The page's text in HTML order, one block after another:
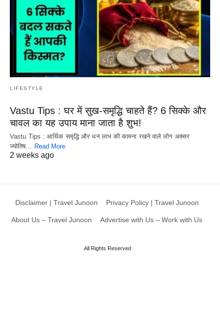
LIFESTYLE
Vastu Tips : घर में सुख-समृद्धि चाहते हैं? 6 सिक्के और
चावल का यह उपाय माना जाता है शुभ!
Vastu Tips : आर्थिक समृद्धि और धन लाभ की कामना रखने वाले लोग अक्सर
ज्योतिष… Read More
2 weeks ago
Disclaimer | Travel Junoon Privacy Policy | Travel Junoon
About Us – Travel Junoon Advertise with Us – Work with Us
All Rights Reserved